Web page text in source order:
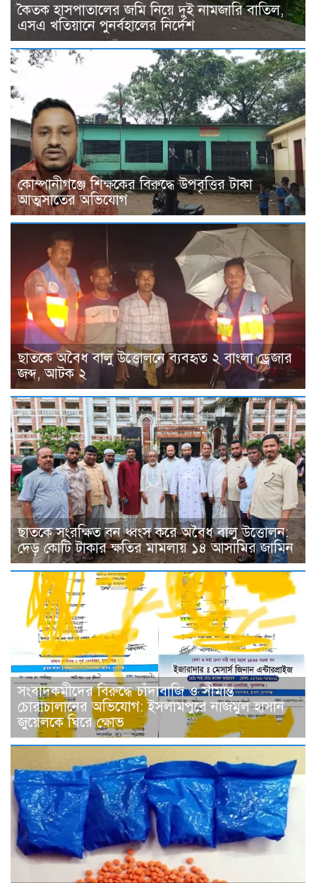
কৈতক হাসপাতালের জমি নিয়ে দুই নামজারি বাতিল,
এসএ খতিয়ানে পুনর্বহালের নির্দেশ
কোম্পানীগঞ্জে শিক্ষকের বিরুদ্ধে উপবৃত্তির টাকা
আত্মসাতের অভিযোগ
ছাতকে অবৈধ বালু উত্তোলনে ব্যবহৃত ২ বাংলা ড্রেজার
জব্দ, আটক ২
ছাতকে সংরক্ষিত বন ধ্বংস করে অবৈধ বালু উত্তোলন:
দেড় কোটি টাকার ক্ষতির মামলায় ১৪ আসামির জামিন
সংবাদকমী‌দের বিরু‌দ্ধে চাঁদাবাজি ও সীমান্ত
চোরাচালানের অভিযোগ: ইসলামপুরে নাজমুল হাসান
জুয়েলকে ঘিরে ক্ষোভ